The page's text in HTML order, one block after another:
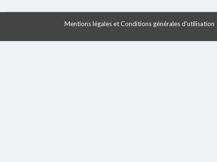
Mentions légales et Conditions générales d'utilisation